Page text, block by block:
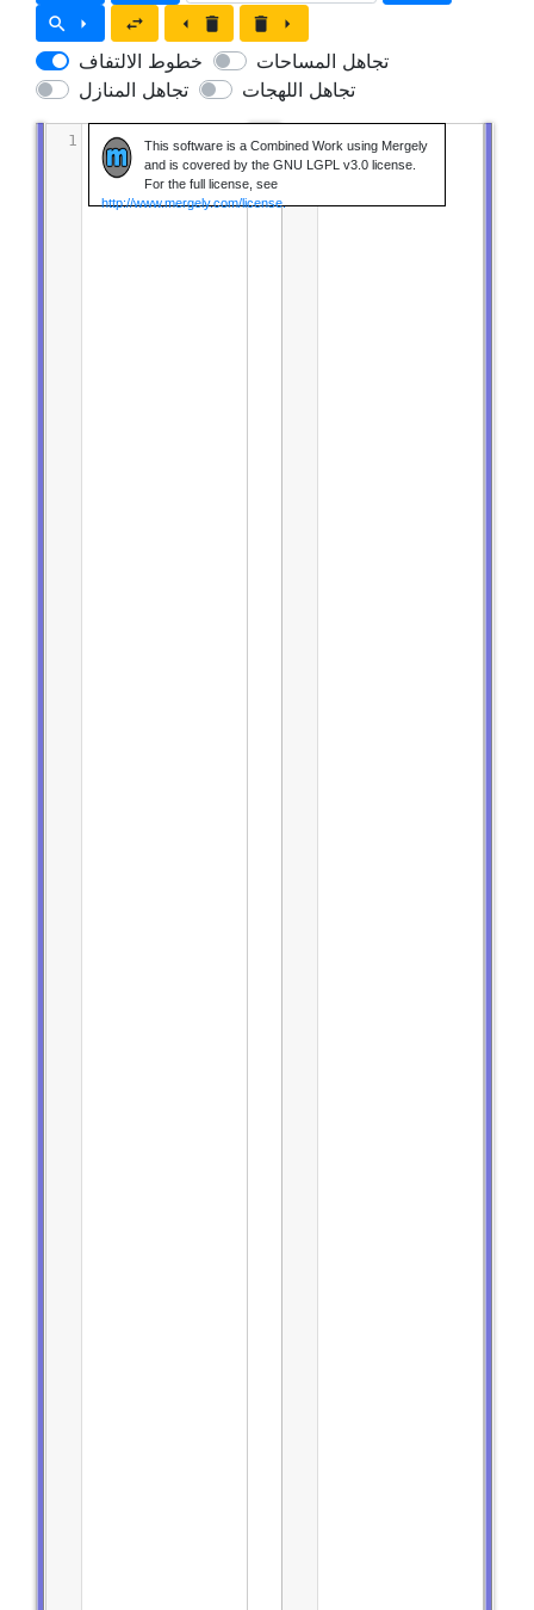
search
arrow_right swap_horiz arrow_left delete delete arrow_right
خطوط الالتفاف
تجاهل المساحات
تجاهل المنازل
تجاهل اللهجات
This software is a Combined Work using Mergely
and is covered by the GNU LGPL v3.0 license.
For the full license, see
http://www.mergely.com/license.
1 1